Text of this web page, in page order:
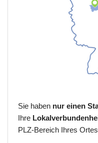
Sie haben nur einen
Ihre
PLZ-Bereich Ihres